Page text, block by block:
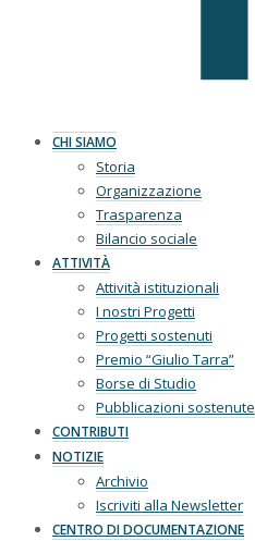
CHI SIAMO
Storia
Organizzazione
Trasparenza
Bilancio sociale
ATTIVITÀ
Attività istituzionali
I nostri Progetti
Progetti sostenuti
Premio “Giulio Tarra”
Borse di Studio
Pubblicazioni sostenute
CONTRIBUTI
NOTIZIE
Archivio
Iscriviti alla Newsletter
CENTRO DI DOCUMENTAZIONE